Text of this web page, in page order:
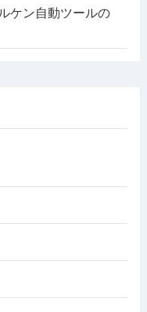
ケン自動ツールの